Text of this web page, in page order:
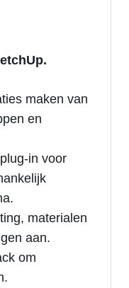
maken van
en
in voor
materialen
aan.
om